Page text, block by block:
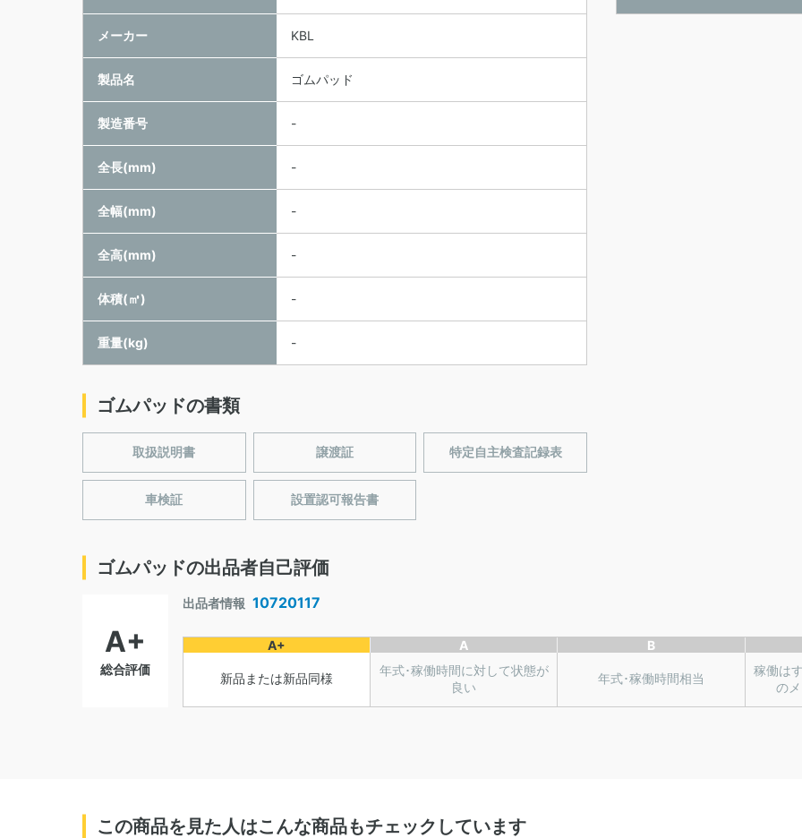
メーカー KBL
製品名 ゴムパッド
製造番号 -
全長(mm) -
全幅(mm) -
全高(mm) -
体積(㎥) -
重量(kg) -
ゴムパッドの書類
取扱説明書 譲渡証 特定自主検査記録表
車検証 設置認可報告書
ゴムパッドの出品者自己評価
A+
総合評価
出品者情報 10720117
A+
新品または新品同様
A
年式･稼働時間に対して状態が
良い
B
年式･稼働時間相当
稼働は
の
この商品を見た人はこんな商品もチェックしています